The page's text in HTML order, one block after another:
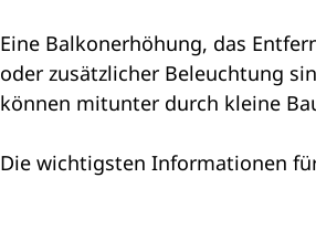
Eine Balkonerhöhung, das
oder zusätzlicher Beleuchtung
können mitunter durch kleine
Die wichtigsten Informationen